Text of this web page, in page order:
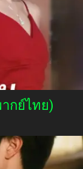
กย์ไทย)